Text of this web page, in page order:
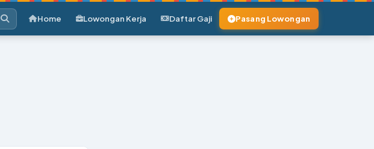
Home Lowongan Kerja Daftar Gaji Pasang Lowongan